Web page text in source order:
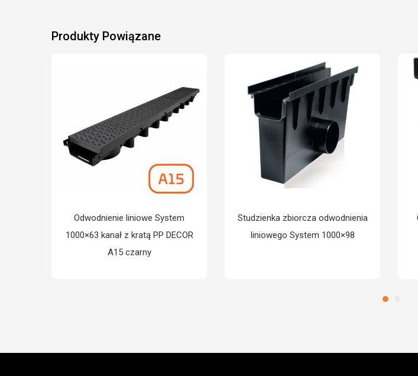
Produkty Powiązane
Odwodnienie liniowe System
1000×63 kanał z kratą PP DECOR
A15 czarny
Studzienka zbiorcza odwodnienia
liniowego System 1000×98